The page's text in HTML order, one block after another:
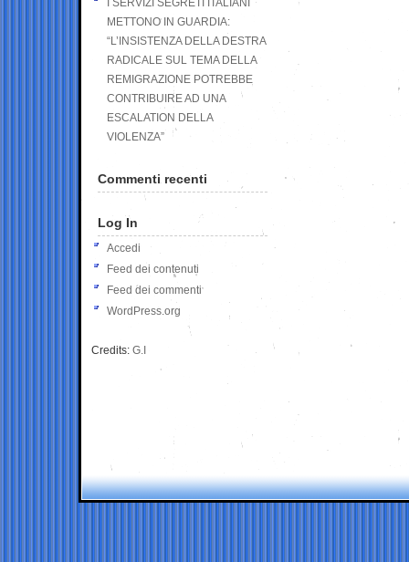
I SERVIZI SEGRETI ITALIANI
METTONO IN GUARDIA:
“L’INSISTENZA DELLA DESTRA
RADICALE SUL TEMA DELLA
REMIGRAZIONE POTREBBE
CONTRIBUIRE AD UNA
ESCALATION DELLA
VIOLENZA”
Commenti recenti
Log In
Accedi
Feed dei contenuti
Feed dei commenti
WordPress.org
Credits: G.I